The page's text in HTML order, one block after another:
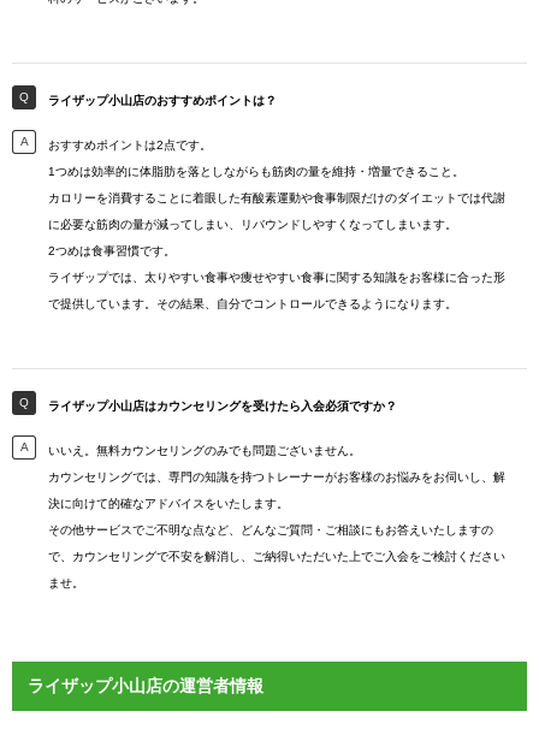
ライザップ小山店のおすすめポイントは？
おすすめポイントは2点です。
1つめは効率的に体脂肪を落としながらも筋肉の量を維持・増量できること。
カロリーを消費することに着眼した有酸素運動や食事制限だけのダイエットでは代謝
に必要な筋肉の量が減ってしまい、リバウンドしやすくなってしまいます。
2つめは食事習慣です。
ライザップでは、太りやすい食事や痩せやすい食事に関する知識をお客様に合った形
で提供しています。その結果、自分でコントロールできるようになります。
ライザップ小山店はカウンセリングを受けたら入会必須ですか？
いいえ。無料カウンセリングのみでも問題ございません。
カウンセリングでは、専門の知識を持つトレーナーがお客様のお悩みをお伺いし、解
決に向けて的確なアドバイスをいたします。
その他サービスでご不明な点など、どんなご質問・ご相談にもお答えいたしますの
で、カウンセリングで不安を解消し、ご納得いただいた上でご入会をご検討ください
ませ。
ライザップ小山店の運営者情報